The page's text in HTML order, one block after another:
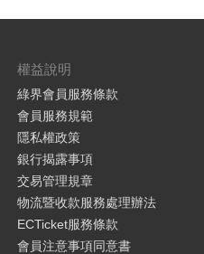
權益說明
綠界會員服務條款
會員服務規範
隱私權政策
銀行揭露事項
交易管理規章
物流暨收款服務處理辦法
ECTicket服務條款
會員注意事項同意書